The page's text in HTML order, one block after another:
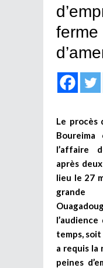
ferme
Le procès
l’affaire
après
lieu le 27
grande
temps,
a requis la
peines